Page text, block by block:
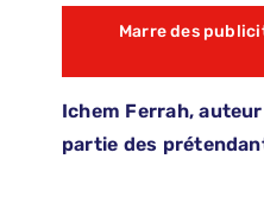
Marre des
Ichem Ferrah,
partie des